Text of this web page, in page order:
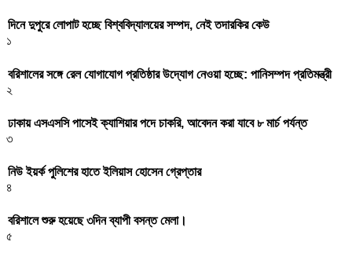
দিনে দুপুরে লোপাট হচ্ছে বিশ্ববিদ্যালয়ের সম্পদ, নেই তদারকির কেউ
১
বরিশালের সঙ্গে রেল যোগাযোগ প্রতিষ্ঠার উদ্যোগ নেওয়া হচ্ছে: পানিসম্পদ প্রতিমন্ত্রী
২
ঢাকায় এসএসসি পাসেই ক্যাশিয়ার পদে চাকরি, আবেদন করা যাবে ৮ মার্চ পর্যন্ত
৩
নিউ ইয়র্ক পুলিশের হাতে ইলিয়াস হোসেন গ্রেপ্তার
৪
বরিশালে শুরু হয়েছে ৩দিন ব্যাপী বসন্ত মেলা।
৫